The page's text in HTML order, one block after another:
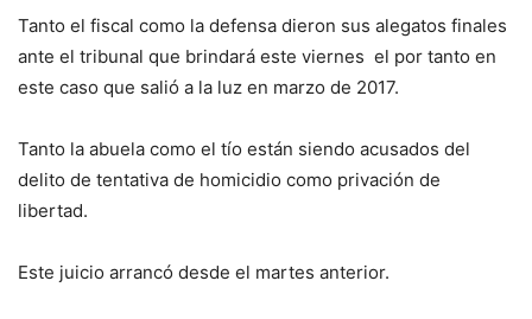
Tanto el fiscal como la defensa dieron sus alegatos finales
ante el tribunal que brindará este viernes el por tanto en
este caso que salió a la luz en marzo de 2017.
Tanto la abuela como el tío están siendo acusados del
delito de tentativa de homicidio como privación de
libertad.
Este juicio arrancó desde el martes anterior.